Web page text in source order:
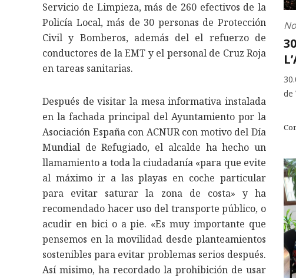
Servicio de Limpieza, más de 260 efectivos de la
Policía Local, más de 30 personas de Protección
Civil y Bomberos, además del el refuerzo de
conductores de la EMT y el personal de Cruz Roja
en tareas sanitarias.
Después de visitar la mesa informativa instalada
en la fachada principal del Ayuntamiento por la
Asociación España con ACNUR con motivo del Día
Mundial de Refugiado, el alcalde ha hecho un
llamamiento a toda la ciudadanía «para que evite
al máximo ir a las playas en coche particular
para evitar saturar la zona de costa» y ha
recomendado hacer uso del transporte público, o
acudir en bici o a pie. «Es muy importante que
pensemos en la movilidad desde planteamientos
sostenibles para evitar problemas serios después.
Así misimo, ha recordado la prohibición de usar
de